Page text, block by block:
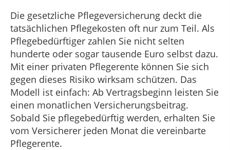
Die gesetzliche Pflegeversicherung deckt die
tatsächlichen Pflegekosten oft nur zum Teil. Als
Pflegebedürftiger zahlen Sie nicht selten
hunderte oder sogar tausende Euro selbst dazu.
Mit einer privaten Pflegerente können Sie sich
gegen dieses Risiko wirksam schützen. Das
Modell ist einfach: Ab Vertragsbeginn leisten Sie
einen monatlichen Versicherungsbeitrag.
Sobald Sie pflegebedürftig werden, erhalten Sie
vom Versicherer jeden Monat die vereinbarte
Pflegerente.